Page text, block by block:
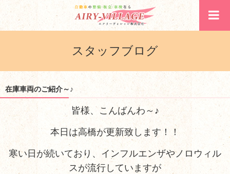
スタッフブログ
在庫車両のご紹介～♪
皆様、こんばんわ～♪
本日は高橋が更新致します！！
寒い日が続いており、インフルエンザやノロウィル
スが流行していますが